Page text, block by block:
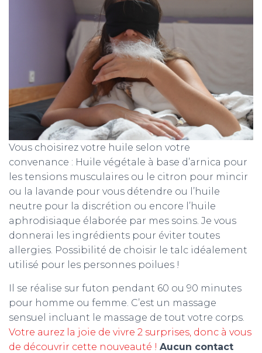
Vous choisirez votre huile selon votre
convenance : Huile végétale à base d’arnica pour
les tensions musculaires ou le citron pour mincir
ou la lavande pour vous détendre ou l’huile
neutre pour la discrétion ou encore l’huile
aphrodisiaque élaborée par mes soins. Je vous
donnerai les ingrédients pour éviter toutes
allergies. Possibilité de choisir le talc idéalement
utilisé pour les personnes poilues !
Il se réalise sur futon pendant 60 ou 90 minutes
pour homme ou femme. C’est un massage
sensuel incluant le massage de tout votre corps.
Votre aurez la joie de vivre 2 surprises, donc à vous
de découvrir cette nouveauté ! Aucun contact